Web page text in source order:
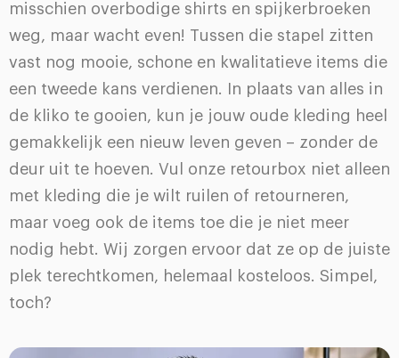
misschien overbodige shirts en spijkerbroeken
weg, maar wacht even! Tussen die stapel zitten
vast nog mooie, schone en kwalitatieve items die
een tweede kans verdienen. In plaats van alles in
de kliko te gooien, kun je jouw oude kleding heel
gemakkelijk een nieuw leven geven – zonder de
deur uit te hoeven. Vul onze retourbox niet alleen
met kleding die je wilt ruilen of retourneren,
maar voeg ook de items toe die je niet meer
nodig hebt. Wij zorgen ervoor dat ze op de juiste
plek terechtkomen, helemaal kosteloos. Simpel,
toch?